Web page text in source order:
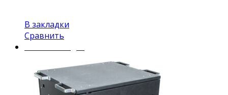
В закладки
Сравнить